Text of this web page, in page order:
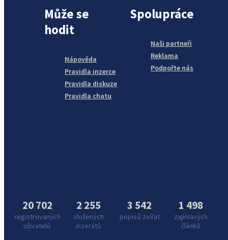
Může se
hodit
Nápověda
Pravidla inzerce
Pravidla diskuze
Pravidla chatu
Spolupráce
Naši partneři
Reklama
Podpořte nás
20 702
registrovaných
uživatelů
2 255
vložených
inzerátů
3 542
popisů zvířat
1 498
zajímavých
článků